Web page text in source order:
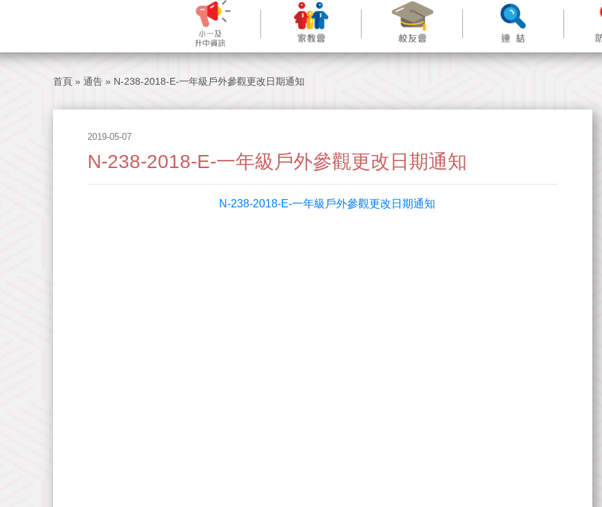
首頁 » 通告 » N-238-2018-E-一年級戶外參觀更改日期通知
2019-05-07
N-238-2018-E-一年級戶外參觀更改日期通知
N-238-2018-E-一年級戶外參觀更改日期通知